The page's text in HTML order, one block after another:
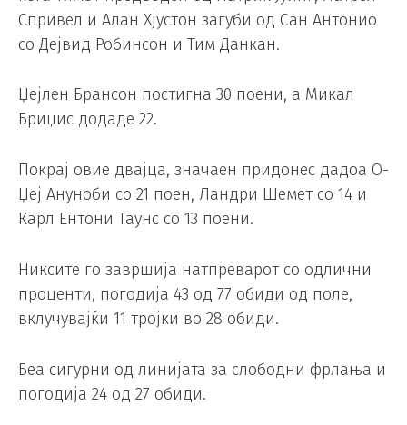
Спривел и Алан Хјустон загуби од Сан Антонио
со Дејвид Робинсон и Тим Данкан.
Џејлен Брансон постигна 30 поени, а Микал
Бриџис додаде 22.
Покрај овие двајца, значаен придонес дадоа О-
Џеј Ануноби со 21 поен, Ландри Шемет со 14 и
Карл Ентони Таунс со 13 поени.
Никсите го завршија натпреварот со одлични
проценти, погодија 43 од 77 обиди од поле,
вклучувајќи 11 тројки во 28 обиди.
Беа сигурни од линијата за слободни фрлања и
погодија 24 од 27 обиди.